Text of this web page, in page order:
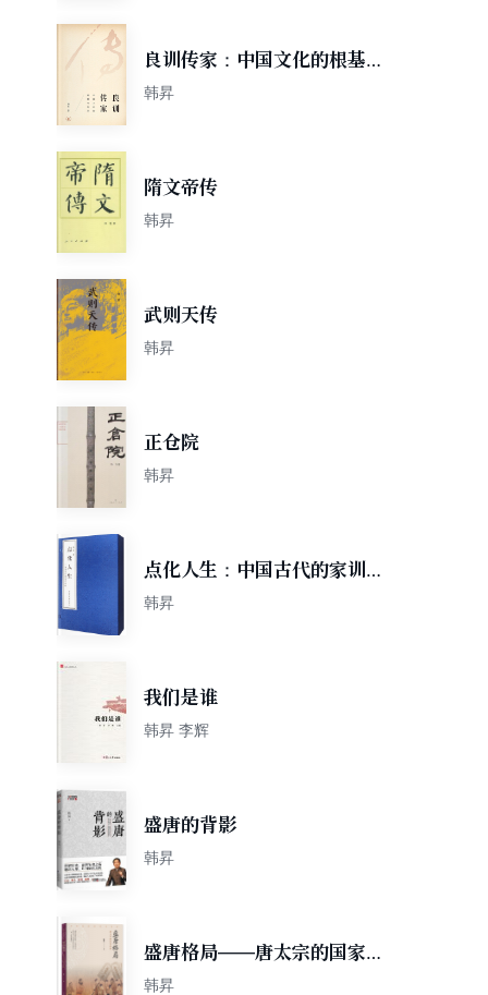
良训传家：中国文化的根基与
传承
韩昇
隋文帝传
韩昇
武则天传
韩昇
正仓院
韩昇
点化人生：中国古代的家训与
家教（套装上下册）
韩昇
我们是谁
韩昇 李辉
盛唐的背影
韩昇
盛唐格局——唐太宗的国家治
理
韩昇